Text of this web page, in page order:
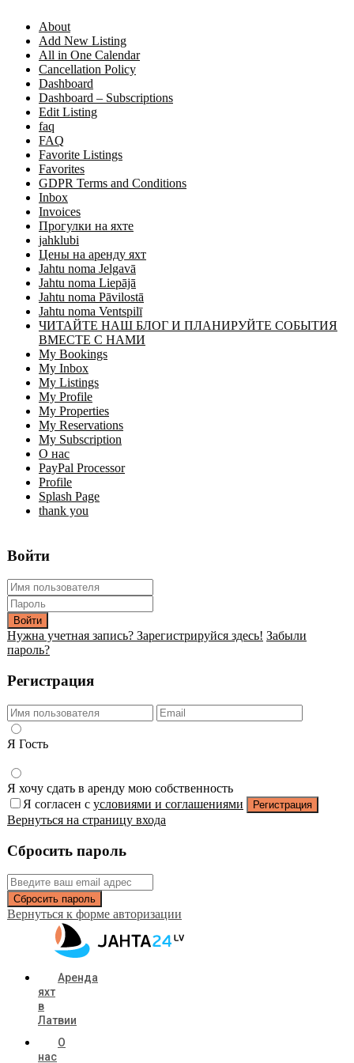
About
Add New Listing
All in One Calendar
Cancellation Policy
Dashboard
Dashboard – Subscriptions
Edit Listing
faq
FAQ
Favorite Listings
Favorites
GDPR Terms and Conditions
Inbox
Invoices
Прогулки на яхте
jahklubi
Цены на аренду яхт
Jahtu noma Jelgavā
Jahtu noma Liepājā
Jahtu noma Pāvilostā
Jahtu noma Ventspilī
ЧИТАЙТЕ НАШ БЛОГ И ПЛАНИРУЙТЕ СОБЫТИЯ
ВМЕСТЕ С НАМИ
My Bookings
My Inbox
My Listings
My Profile
My Properties
My Reservations
My Subscription
О нас
PayPal Processor
Profile
Splash Page
thank you
Войти
Войти
Нужна учетная запись? Зарегистрируйся здесь! Забыли
пароль?
Регистрация
Я Гость
Я хочу сдать в аренду мою собственность
Я согласен с условиями и соглашениями Регистрация
Вернуться на страницу входа
Сбросить пароль
Сбросить пароль
Вернуться к форме авторизации
Аренда
яхт
в
Латвии
О
нас